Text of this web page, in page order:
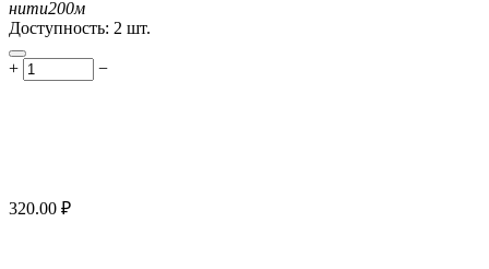
нити200м
Доступность: 2 шт.
+ −
320.00 ₽